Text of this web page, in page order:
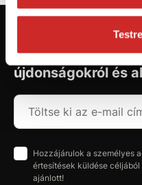
Először jár az
szerezzen
újdonságokról és
Hozzájárulok a személyes
értesítések küldése
ajánlott!